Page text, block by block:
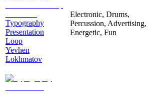
Typography
Presentation
Loop
Yevhen
Lokhmatov
Electronic, Drums,
Percussion, Advertising,
Energetic, Fun